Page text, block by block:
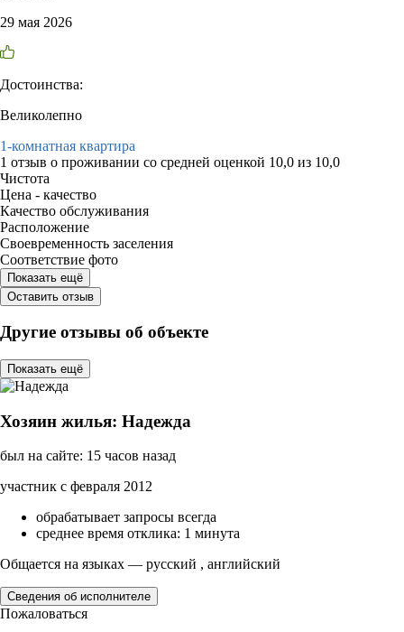
29 мая 2026
Достоинства:
Великолепно
1-комнатная квартира
1 отзыв о проживании со средней оценкой 10,0 из 10,0
Чистота
Цена - качество
Качество обслуживания
Расположение
Своевременность заселения
Соответствие фото
Показать ещё
Оставить отзыв
Другие отзывы об объекте
Показать ещё
Хозяин жилья: Надежда
был на сайте: 15 часов назад
участник с февраля 2012
обрабатывает запросы всегда
среднее время отклика: 1 минута
Общается на языках — русский , английский
Сведения об исполнителе
Пожаловаться